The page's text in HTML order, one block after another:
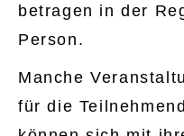
betragen in der
Person.
Manche
für die